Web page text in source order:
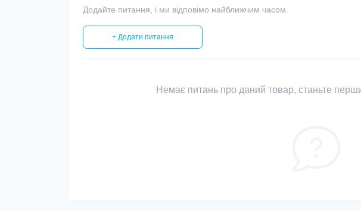
Додайте питання, і ми відповімо найближчим часом.
+ Додати питання
Немає питань про даний товар, станьте